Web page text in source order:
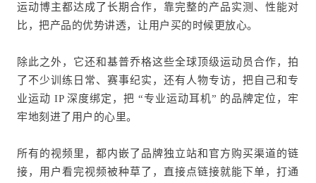
运动博主都达成了长期合作，靠完整的产品实测、性能对
比，把产品的优势讲透，让用户买的时候更放心。
除此之外，它还和基普乔格这些全球顶级运动员合作，拍
了不少训练日常、赛事纪实，还有人物专访，把自己和专
业运动 IP 深度绑定，把 “专业运动耳机” 的品牌定位，牢
牢地刻进了用户的心里。
所有的视频里，都内嵌了品牌独立站和官方购买渠道的链
接，用户看完视频被种草了，直接点链接就能下单，打通